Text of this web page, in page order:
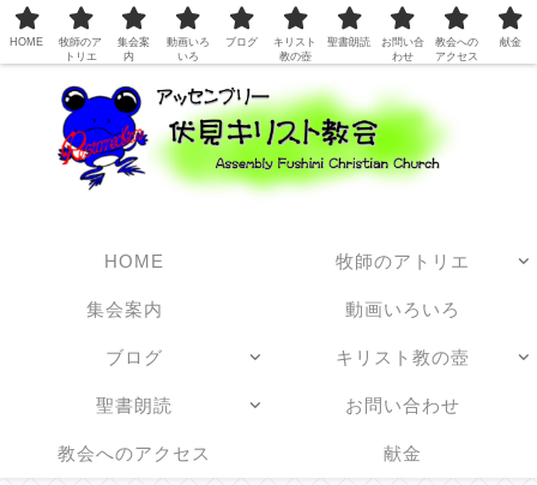
日本アッセンブリーズ・オブ・ゴッド教団
HOME 牧師のアトリエ
集会案内 動画いろいろ
ブログ キリスト教の壺
聖書朗読 お問い合わせ
教会へのアクセス 献金
HOME
牧師のア
トリエ
集会案
内
動画いろ
いろ
ブログ
キリスト
教の壺
聖書朗読
お問い合
わせ
教会への
アクセス
献金